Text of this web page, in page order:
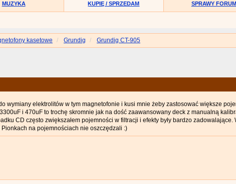
MUZYKA KUPIĘ / SPRZEDAM SPRAWY FORUM
kasetowe Grundig Grundig CT-905
wymiany elektrolitów w tym magnetofonie i kusi mnie żeby zastosować większe
i 470uF to trochę skromnie jak na dość zaawansowany deck z manualną
CD często zwiększałem pojemności w filtracji i efekty były bardzo
na pojemnościach nie oszczędzali :)